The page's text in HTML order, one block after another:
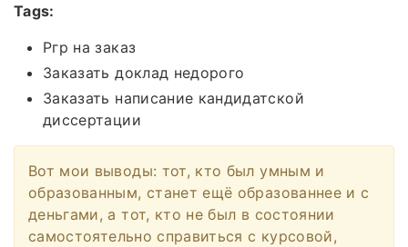
Tags:
Ргр на заказ
Заказать доклад недорого
Заказать написание кандидатской
диссертации
Вот мои выводы: тот, кто был умным и
образованным, станет ещё образованнее и с
деньгами, а тот, кто не был в состоянии
самостоятельно справиться с курсовой,